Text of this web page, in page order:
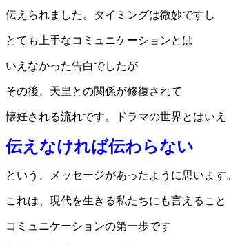
伝えられました。タイミングは微妙ですし
とても上手なコミュニケーションとは
いえなかった告白でしたが
その後、天皇との関係が修復されて
懐妊される流れです。ドラマの世界とはいえ
伝えなければ伝わらない
という、メッセージがあったように思います。
これは、現代を生きる私たちにも言えること
コミュニケーションの第一歩です